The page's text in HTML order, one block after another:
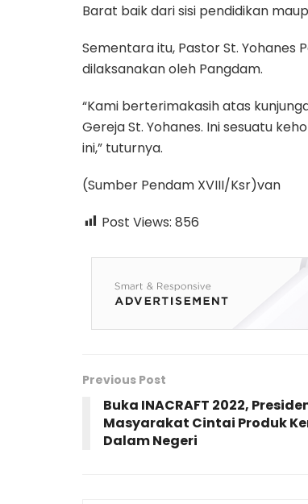
Barat baik dari sisi pendidikan
Sementara itu, Pastor St. Yohanes
dilaksanakan oleh Pangdam.
“Kami berterimakasih atas
Gereja St. Yohanes. Ini sesuatu
ini,” tuturnya.
(Sumber Pendam XVIII/Ksr)van
Post Views: 856
Previous Post
Buka INACRAFT 2022,
Masyarakat Cintai Produk
Dalam Negeri